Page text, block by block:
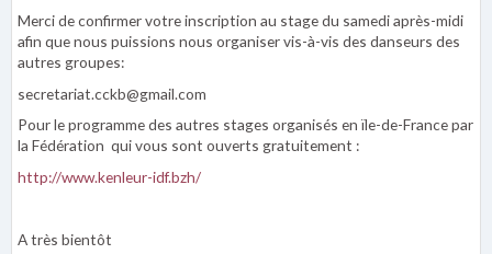
Merci de confirmer votre inscription au stage du samedi après-midi
afin que nous puissions nous organiser vis-à-vis des danseurs des
autres groupes:
secretariat.cckb@gmail.com
Pour le programme des autres stages organisés en ïle-de-France par
la Fédération qui vous sont ouverts gratuitement :
http://www.kenleur-idf.bzh/
A très bientôt